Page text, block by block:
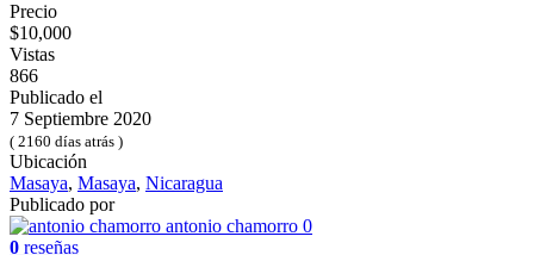
Precio
$10,000
Vistas
866
Publicado el
7 Septiembre 2020
( 2160 días atrás )
Ubicación
Masaya, Masaya, Nicaragua
Publicado por
antonio chamorro 0
0 reseñas